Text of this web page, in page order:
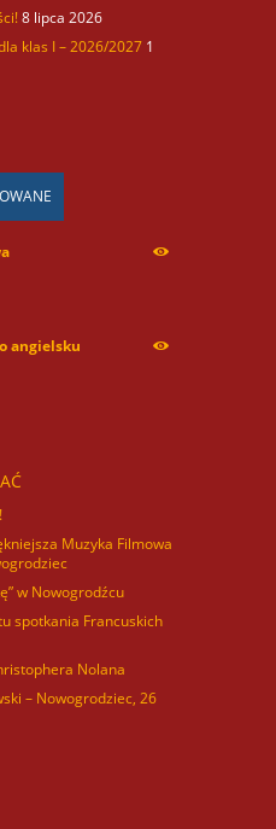
8 lipca 2026
klas I – 2026/2027 1
angielsku
Muzyka Filmowa
w Nowogrodźcu
spotkania Francuskich
Nolana
– Nowogrodziec, 26